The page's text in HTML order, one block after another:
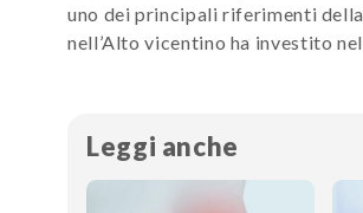
uno dei principali riferimenti
nell’Alto vicentino ha investito
Leggi anche